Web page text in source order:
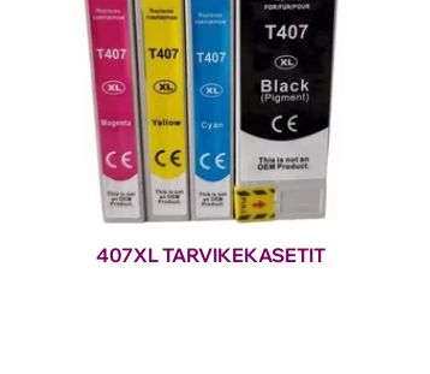
407XL TARVIKEKASETIT